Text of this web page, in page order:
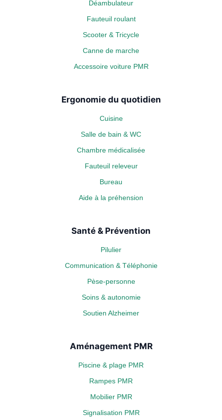
Déambulateur
Fauteuil roulant
Scooter & Tricycle
Canne de marche
Accessoire voiture PMR
Ergonomie du quotidien
Cuisine
Salle de bain & WC
Chambre médicalisée
Fauteuil releveur
Bureau
Aide à la préhension
Santé & Prévention
Pilulier
Communication & Téléphonie
Pèse-personne
Soins & autonomie
Soutien Alzheimer
Aménagement PMR
Piscine & plage PMR
Rampes PMR
Mobilier PMR
Signalisation PMR